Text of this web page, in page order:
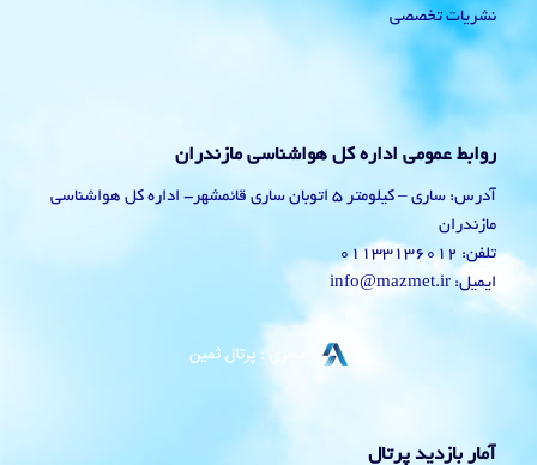
نشریات تخصصی
روابط عمومی اداره کل هواشناسی مازندران
آدرس: ساری – کیلومتر 5 اتوبان ساری قائمشهر- اداره کل هواشناسی
مازندران
تلفن: 01133136012
ایمیل: info@mazmet.ir
آمار بازدید پرتال